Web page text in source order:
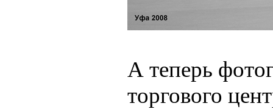
А теперь
торгового